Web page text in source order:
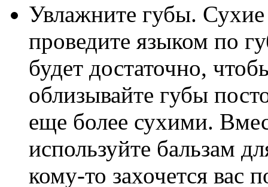
Увлажните губы.
проведите языком по
будет достаточно,
облизывайте губы
еще более сухими.
используйте бальзам
кому-то захочется вас